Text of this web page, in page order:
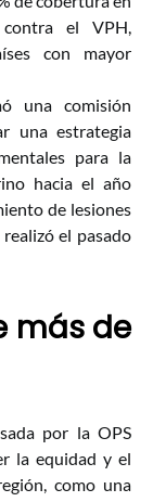
el VPH,
con mayor
una comisión
una estrategia
para la
hacia el año
de lesiones
el pasado
más de
por la OPS
la equidad y el
como una